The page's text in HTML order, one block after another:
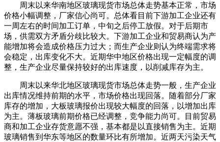
周末以来华南地区玻璃现货市场总体走势基本正常，市场
价格小幅调整，厂家信心尚可。总体看目前下游加工企业还有
一周左右的时间加工订单，中旬之后停工放假。对于后期市
场，供需双方矛盾分歧比较大。下游加工企业和贸易商认为产
能增加将会造成价格压力过大；而生产企业则认为终端需求将
会稳定，出库变化不大。近期华中地区价格出现一定幅度的调
整，生产企业尽量保持较好的出库速度，以削减库存为主。
周末以来华北地区玻璃现货市场总体走势一般，生产企业
出库情况维持前期的水平，市场价格出现回落。随着部分厂家
库存的增加，大板玻璃报价出现较大幅度的回落，以增加出库
为主。薄板玻璃前期价格已经调整，竞争能力尚可。目前贸易
商和加工企业存货意愿不强，基本都是以直接销售为主。近期
玻璃销售到华东等地区的数量环比有所增加。近两天污染天气